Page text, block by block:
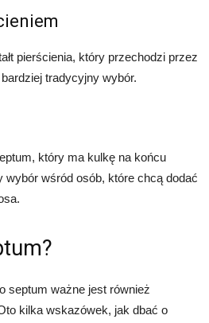
pierścienia, który przechodzi przez
tradycyjny wybór.
który ma kulkę na końcu
wybór wśród osób, które chcą dodać
septum ważne jest również
kilka wskazówek, jak dbać o